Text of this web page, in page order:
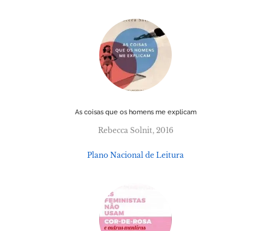
As coisas que os homens me explicam
Rebecca Solnit, 2016
Plano Nacional de Leitura